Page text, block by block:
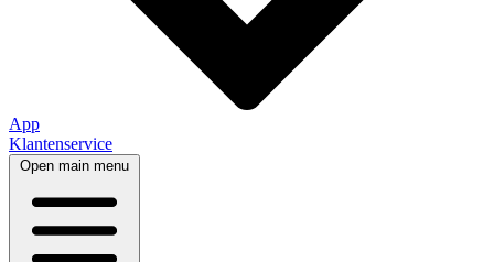
App
Klantenservice
Open main menu